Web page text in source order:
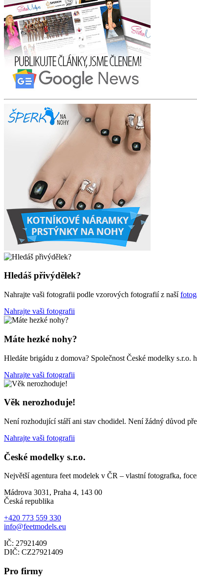
Hledáš přivýdělek?
Nahrajte vaši fotografii podle vzorových fotografií z naší
Nahrajte vaši fotografii
Máte hezké nohy?
Hledáte brigádu z domova? Společnost České modelky
Nahrajte vaši fotografii
Věk nerozhoduje!
Není rozhodující stáří ani stav chodidel. Není žádný důvod
Nahrajte vaši fotografii
České modelky s.r.o.
Největší agentura feet modelek v ČR – vlastní fotografka,
Mádrova 3031, Praha 4, 143 00
Česká republika
+420 773 559 330
info@feetmodels.eu
IČ: 27921409
DIČ: CZ27921409
Pro firmy